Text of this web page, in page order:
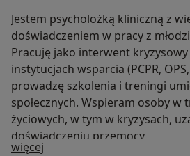
Jestem psycholożką kliniczną z
doświadczeniem w pracy z
Pracuję jako interwent
instytucjach wsparcia (PCPR,
prowadzę szkolenia i treningi
społecznych. Wspieram osoby w
życiowych, w tym w kryzysach,
doświadczeniu przemocy
więcej